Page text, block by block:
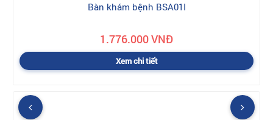
Bàn khám bệnh BSA01I
1.776.000 VNĐ
Xem chi tiết